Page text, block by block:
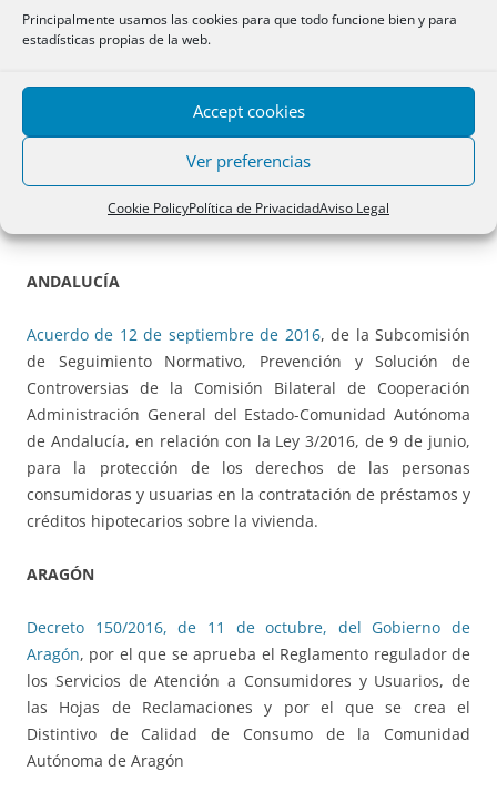
Principalmente usamos las cookies para que todo funcione bien y para
estadísticas propias de la web.
Accept cookies
Ver preferencias
Cookie PolicyPolítica de PrivacidadAviso Legal
Estado de Energía, por la que se aprueba el calendario y
las características, para la temporada eléctrica 2017, del
del servicio de gestión de la demanda de interrumpibilidad
regulado en la Orden IET/2013/2013, de 31 de octubre.
ANDALUCÍA
Acuerdo de 12 de septiembre de 2016, de la Subcomisión
de Seguimiento Normativo, Prevención y Solución de
Controversias de la Comisión Bilateral de Cooperación
Administración General del Estado-Comunidad Autónoma
de Andalucía, en relación con la Ley 3/2016, de 9 de junio,
para la protección de los derechos de las personas
consumidoras y usuarias en la contratación de préstamos y
créditos hipotecarios sobre la vivienda.
ARAGÓN
Decreto 150/2016, de 11 de octubre, del Gobierno de
Aragón, por el que se aprueba el Reglamento regulador de
los Servicios de Atención a Consumidores y Usuarios, de
las Hojas de Reclamaciones y por el que se crea el
Distintivo de Calidad de Consumo de la Comunidad
Autónoma de Aragón